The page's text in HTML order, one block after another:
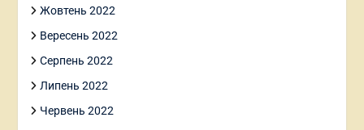
Жовтень 2022
Вересень 2022
Серпень 2022
Липень 2022
Червень 2022